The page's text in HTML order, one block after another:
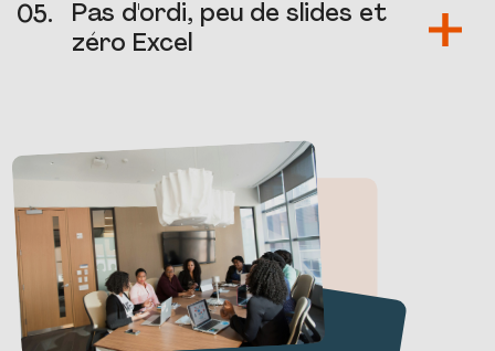
Pas d'ordi, peu de slides et
zéro Excel